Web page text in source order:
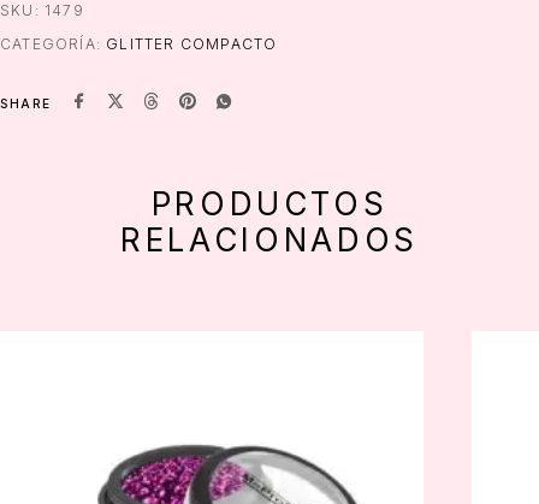
SKU: 1479
CATEGORÍA: GLITTER COMPACTO
SHARE
PRODUCTOS
RELACIONADOS